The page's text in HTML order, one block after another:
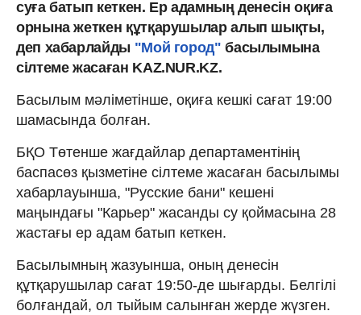
суға батып кеткен. Ер адамның денесін оқиға
орнына жеткен құтқарушылар алып шықты,
деп хабарлайды "Мой город"басылымына
сілтеме жасаған KAZ.NUR.KZ.
Басылым мәліметінше, оқиға кешкі сағат 19:00
шамасында болған.
БҚО Төтенше жағдайлар департаментінің
баспасөз қызметіне сілтеме жасаған басылымы
хабарлауынша, "Русские бани" кешені
маңындағы "Карьер" жасанды су қоймасына 28
жастағы ер адам батып кеткен.
Басылымның жазуынша, оның денесін
құтқарушылар сағат 19:50-де шығарды. Белгілі
болғандай, ол тыйым салынған жерде жүзген.